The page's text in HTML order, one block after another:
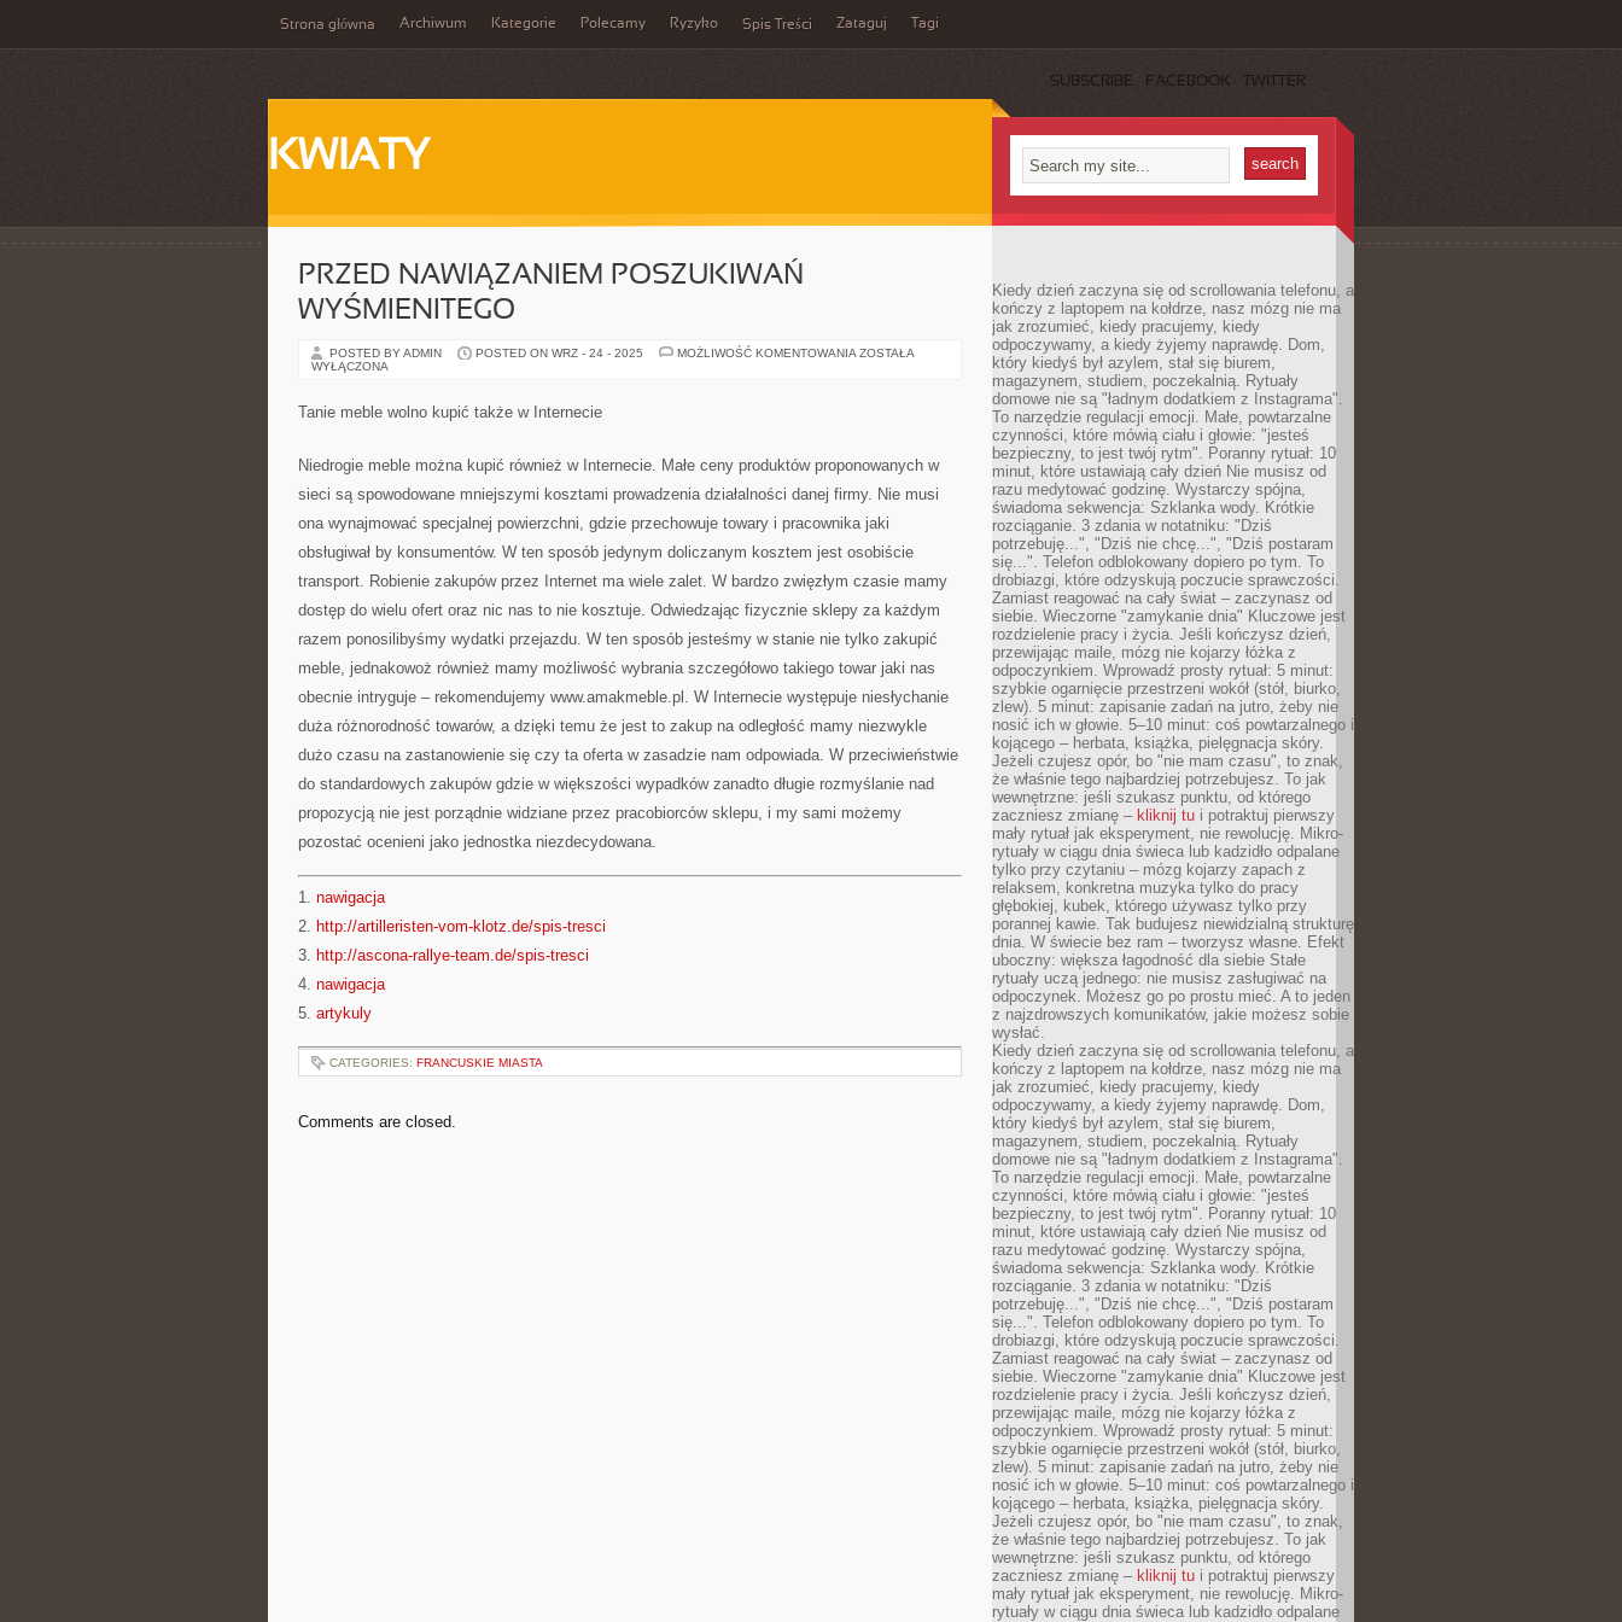
Strona główna Archiwum Kategorie Polecamy Ryzyko Spis Treści Zataguj Tagi
SUBSCRIBE FACEBOOK TWITTER
KWIATY
PRZED NAWIĄZANIEM POSZUKIWAŃ
WYŚMIENITEGO
POSTED BY ADMIN POSTED ON WRZ - 24 - 2025 MOŻLIWOŚĆ KOMENTOWANIA PRZED
ZOSTAŁA
WYŁĄCZONA
Tanie meble wolno kupić także w Internecie
Niedrogie meble można kupić również w Internecie. Małe ceny produktów proponowanych w
sieci są spowodowane mniejszymi kosztami prowadzenia działalności danej firmy. Nie musi
ona wynajmować specjalnej powierzchni, gdzie przechowuje towary i pracownika jaki
obsługiwał by konsumentów. W ten sposób jedynym doliczanym kosztem jest osobiście
transport. Robienie zakupów przez Internet ma wiele zalet. W bardzo zwięzłym czasie mamy
dostęp do wielu ofert oraz nic nas to nie kosztuje. Odwiedzając fizycznie sklepy za każdym
razem ponosilibyśmy wydatki przejazdu. W ten sposób jesteśmy w stanie nie tylko zakupić
meble, jednakowoż również mamy możliwość wybrania szczegółowo takiego towar jaki nas
obecnie intryguje – rekomendujemy www.amakmeble.pl. W Internecie występuje niesłychanie
duża różnorodność towarów, a dzięki temu że jest to zakup na odległość mamy niezwykle
dużo czasu na zastanowienie się czy ta oferta w zasadzie nam odpowiada. W przeciwieństwie
do standardowych zakupów gdzie w większości wypadków zanadto długie rozmyślanie nad
propozycją nie jest porządnie widziane przez pracobiorców sklepu, i my sami możemy
pozostać ocenieni jako jednostka niezdecydowana.
1. nawigacja
2. http://artilleristen-vom-klotz.de/spis-tresci
3. http://ascona-rallye-team.de/spis-tresci
4. nawigacja
5. artykuly
CATEGORIES: FRANCUSKIE MIASTA
Comments are closed.
Kiedy dzień zaczyna się od scrollowania telefonu, a
kończy z laptopem na kołdrze, nasz mózg nie ma
jak zrozumieć, kiedy pracujemy, kiedy
odpoczywamy, a kiedy żyjemy naprawdę. Dom,
który kiedyś był azylem, stał się biurem,
magazynem, studiem, poczekalnią. Rytuały
domowe nie są "ładnym dodatkiem z Instagrama".
To narzędzie regulacji emocji. Małe, powtarzalne
czynności, które mówią ciału i głowie: "jesteś
bezpieczny, to jest twój rytm". Poranny rytuał: 10
minut, które ustawiają cały dzień Nie musisz od
razu medytować godzinę. Wystarczy spójna,
świadoma sekwencja: Szklanka wody. Krótkie
rozciąganie. 3 zdania w notatniku: "Dziś
potrzebuję...", "Dziś nie chcę...", "Dziś postaram
się...". Telefon odblokowany dopiero po tym. To
drobiazgi, które odzyskują poczucie sprawczości.
Zamiast reagować na cały świat – zaczynasz od
siebie. Wieczorne "zamykanie dnia" Kluczowe jest
rozdzielenie pracy i życia. Jeśli kończysz dzień,
przewijając maile, mózg nie kojarzy łóżka z
odpoczynkiem. Wprowadź prosty rytuał: 5 minut:
szybkie ogarnięcie przestrzeni wokół (stół, biurko,
zlew). 5 minut: zapisanie zadań na jutro, żeby nie
nosić ich w głowie. 5–10 minut: coś powtarzalnego i
kojącego – herbata, książka, pielęgnacja skóry.
Jeżeli czujesz opór, bo "nie mam czasu", to znak,
że właśnie tego najbardziej potrzebujesz. To jak
wewnętrzne: jeśli szukasz punktu, od którego
zaczniesz zmianę – kliknij tu i potraktuj pierwszy
mały rytuał jak eksperyment, nie rewolucję. Mikro-
rytuały w ciągu dnia świeca lub kadzidło odpalane
tylko przy czytaniu – mózg kojarzy zapach z
relaksem, konkretna muzyka tylko do pracy
głębokiej, kubek, którego używasz tylko przy
porannej kawie. Tak budujesz niewidzialną strukturę
dnia. W świecie bez ram – tworzysz własne. Efekt
uboczny: większa łagodność dla siebie Stałe
rytuały uczą jednego: nie musisz zasługiwać na
odpoczynek. Możesz go po prostu mieć. A to jeden
z najzdrowszych komunikatów, jakie możesz sobie
wysłać.
Kiedy dzień zaczyna się od scrollowania telefonu, a
kończy z laptopem na kołdrze, nasz mózg nie ma
jak zrozumieć, kiedy pracujemy, kiedy
odpoczywamy, a kiedy żyjemy naprawdę. Dom,
który kiedyś był azylem, stał się biurem,
magazynem, studiem, poczekalnią. Rytuały
domowe nie są "ładnym dodatkiem z Instagrama".
To narzędzie regulacji emocji. Małe, powtarzalne
czynności, które mówią ciału i głowie: "jesteś
bezpieczny, to jest twój rytm". Poranny rytuał: 10
minut, które ustawiają cały dzień Nie musisz od
razu medytować godzinę. Wystarczy spójna,
świadoma sekwencja: Szklanka wody. Krótkie
rozciąganie. 3 zdania w notatniku: "Dziś
potrzebuję...", "Dziś nie chcę...", "Dziś postaram
się...". Telefon odblokowany dopiero po tym. To
drobiazgi, które odzyskują poczucie sprawczości.
Zamiast reagować na cały świat – zaczynasz od
siebie. Wieczorne "zamykanie dnia" Kluczowe jest
rozdzielenie pracy i życia. Jeśli kończysz dzień,
przewijając maile, mózg nie kojarzy łóżka z
odpoczynkiem. Wprowadź prosty rytuał: 5 minut:
szybkie ogarnięcie przestrzeni wokół (stół, biurko,
zlew). 5 minut: zapisanie zadań na jutro, żeby nie
nosić ich w głowie. 5–10 minut: coś powtarzalnego i
kojącego – herbata, książka, pielęgnacja skóry.
Jeżeli czujesz opór, bo "nie mam czasu", to znak,
że właśnie tego najbardziej potrzebujesz. To jak
wewnętrzne: jeśli szukasz punktu, od którego
zaczniesz zmianę – kliknij tu i potraktuj pierwszy
mały rytuał jak eksperyment, nie rewolucję. Mikro-
rytuały w ciągu dnia świeca lub kadzidło odpalane